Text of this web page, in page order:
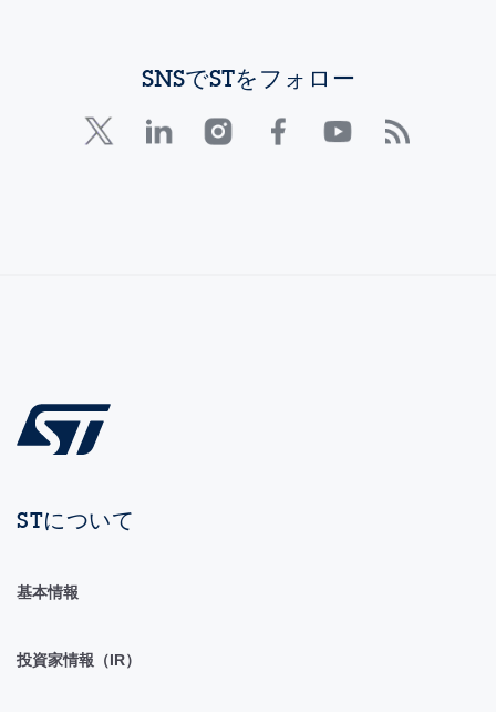
SNSでSTをフォロー
STについて
基本情報
投資家情報（IR）